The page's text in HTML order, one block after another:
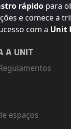
rápido para
e comece a
com a Unit
A UNIT
espaços